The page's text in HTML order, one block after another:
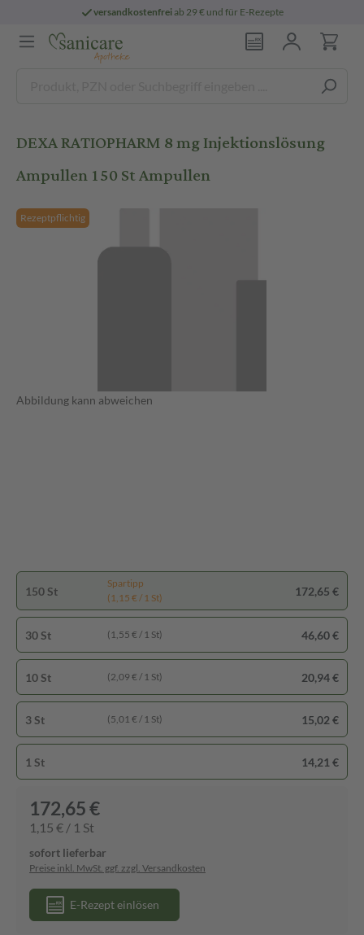
versandkostenfreiab 29 € und für E-Rezepte
DEXA RATIOPHARM 8 mg Injektionslösung
Ampullen 150 St Ampullen
Rezeptpflichtig
Abbildung kann abweichen
150 St
Spartipp
(1,15 € / 1 St)
172,65 €
30 St (1,55 € / 1 St) 46,60 €
10 St (2,09 € / 1 St) 20,94 €
3 St (5,01 € / 1 St) 15,02 €
1 St 14,21 €
172,65 €
1,15 € / 1 St
sofort lieferbar
Preise inkl. MwSt. ggf. zzgl. Versandkosten
E-Rezept einlösen